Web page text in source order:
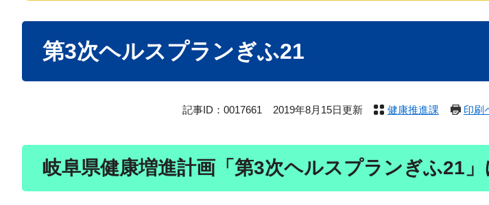
第3次ヘルスプランぎふ21
記事ID：0017661 2019年8月15日更新 健康推進課 印刷
岐阜県健康増進計画「第3次ヘルスプランぎふ21